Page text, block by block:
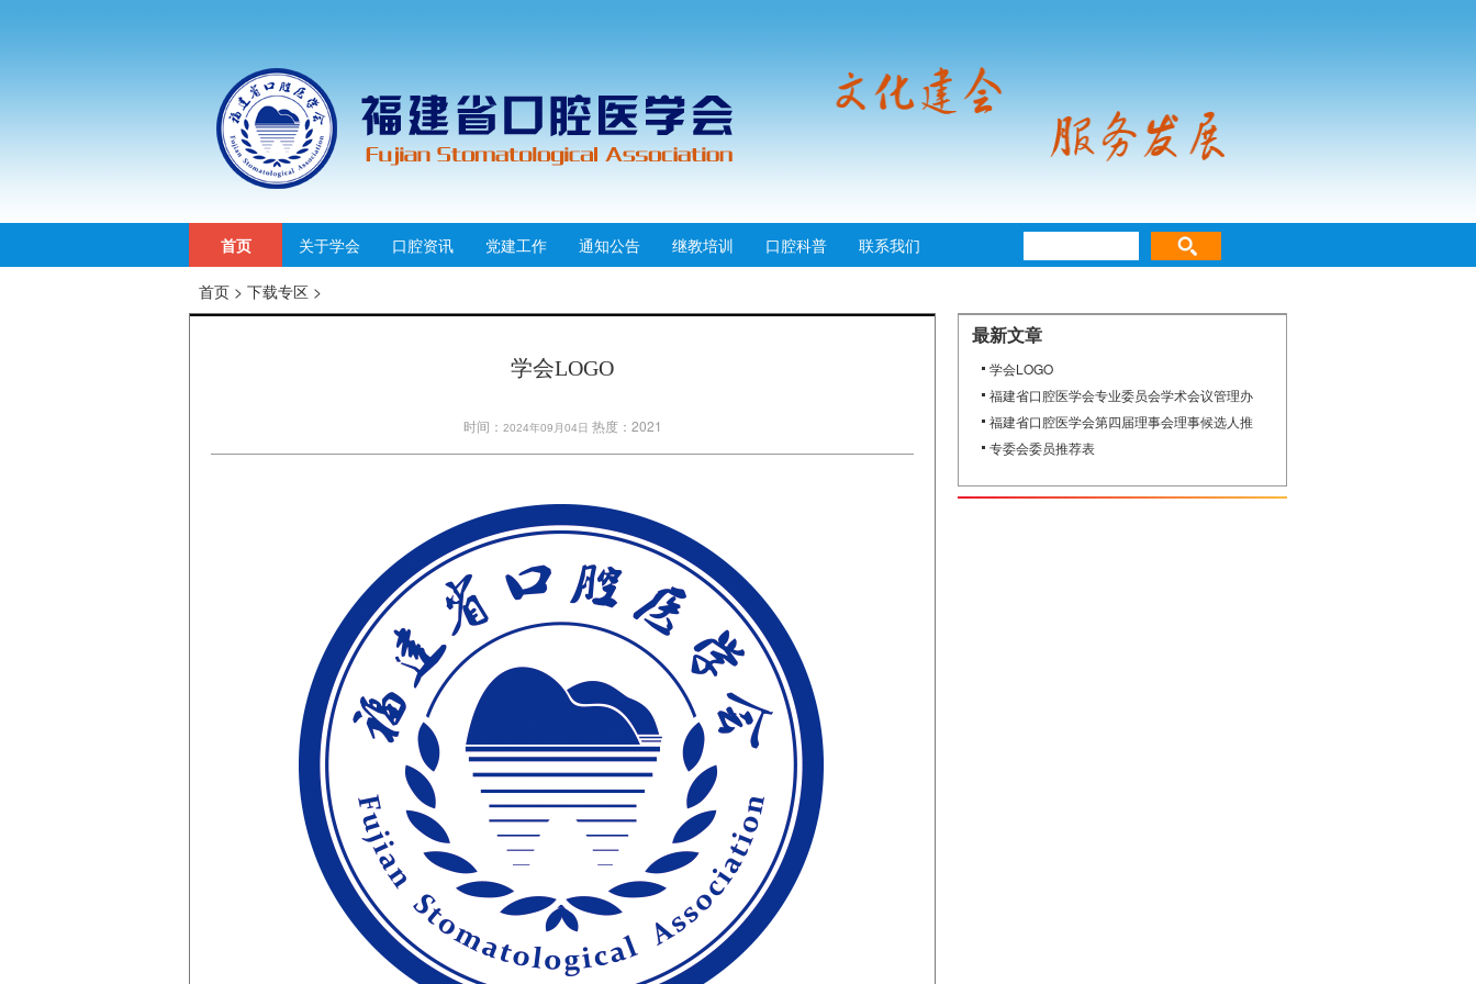
首页 关于学会 口腔资讯 党建工作 通知公告 继教培训 口腔科普 联系我们
首页 > 下载专区 >
学会LOGO
时间： 2024年09月04日 热度：2021
最新文章
学会LOGO
福建省口腔医学会专业委员会学术会议管理办
福建省口腔医学会第四届理事会理事候选人推
专委会委员推荐表